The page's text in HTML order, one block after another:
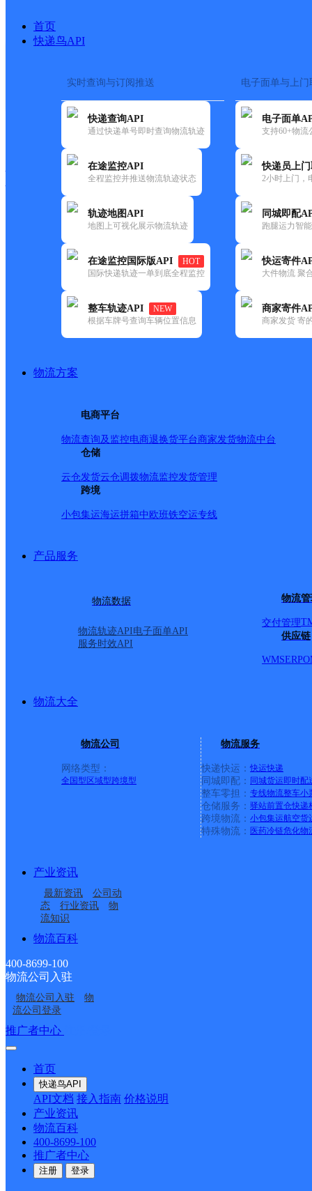
首页
快递鸟API
实时查询与订阅推送
快递查询API
通过快递单号即时查询物流轨迹
在途监控API
全程监控并推送物流轨迹状态
轨迹地图API
地图上可视化展示物流轨迹
在途监控国际版API
HOT
国际快递轨迹一单到底全程监控
整车轨迹API
NEW
根据车牌号查询车辆位置信息
电子面单与上门
电子面单
支持60+物流
快递员上
2小时上门，
同城即配
跑腿运力智
快运寄件
大件物流 聚
商家寄件
商家发货 寄
物流方案
电商平台
物流查询及监控电商退换货平台商家发货物流中台
仓储
云仓发货云仓调拨物流监控发货管理
跨境
小包集运海运拼箱中欧班铁空运专线
产品服务
物流数据
物流轨迹API电子面单API
服务时效API
物流
交付管理
供应链
WMSERP
物流大全
物流公司
网络类型：
全国型 区域型跨境型
物流服务
快递快运： 快运快递
同城即配： 同城货运即时配
整车零担： 专线物流整车小
仓储服务： 驿站前置仓快递
跨境物流： 小包集运航空货
特殊物流： 医药冷链危化物
产业资讯
最新资讯
公司动
态
行业资讯
物
流知识
物流百科
400-8699-100
物流公司入驻
物流公司入驻
物
流公司登录
推广者中心
首页
快递鸟API
API文档 接入指南 价格说明
产业资讯
物流百科
400-8699-100
推广者中心
注册 登录
快运大全 快递时效
顺丰
佳佳乐批发超市
更新时间：2021-11-26 00:00:00
所属快递：顺丰速运
所属区域：山东省-临沂市-沂南县
网点地址：凤凰鑫城北门
网点负责人：
临沂沂南县花山路网点
临沂沂南县西部乡镇营
业部
沂南县苏村镇合作点
ID11316
山东临沂沂南
临沂沂南县乡镇营业部
中国邮政集团有限公司
接口API
API接口 DEMO下载
关于我们
公司介绍 企业动态
合作伙伴 快递鸟接口服务协议
户隐私政策